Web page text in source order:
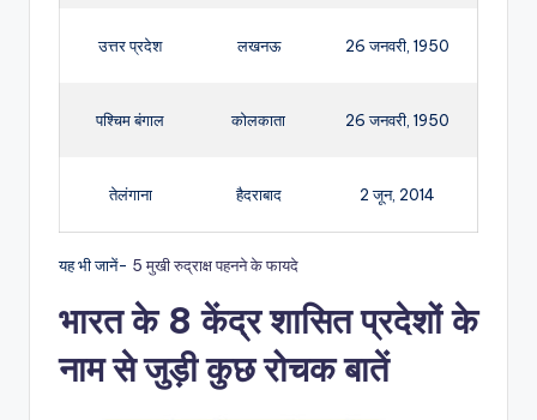
उत्तर प्रदेश लखनऊ 26 जनवरी, 1950
पश्चिम बंगाल कोलकाता 26 जनवरी, 1950
तेलंगाना हैदराबाद 2 जून, 2014
यह भी जानें- 5 मुखी रुद्राक्ष पहनने के फायदे
भारत के 8 केंद्र शासित प्रदेशों के
नाम से जुड़ी कुछ रोचक बातें